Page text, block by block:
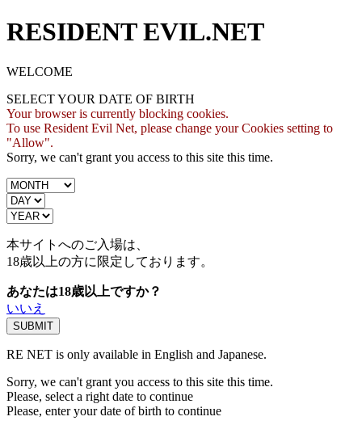
RESIDENT EVIL.NET
WELCOME
SELECT YOUR DATE OF BIRTH
Your browser is currently blocking cookies.
To use Resident Evil Net, please change your Cookies setting to
"Allow".
Sorry, we can't grant you access to this site this time.
本サイトへのご入場は、
18歳以上の方に限定しております。
あなたは18歳以上ですか？
いいえ
RE NET is only available in English and Japanese.
Sorry, we can't grant you access to this site this time.
Please, select a right date to continue
Please, enter your date of birth to continue